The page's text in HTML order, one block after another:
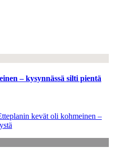
– kysynnässä silti pientä
kevät oli kohmeinen –